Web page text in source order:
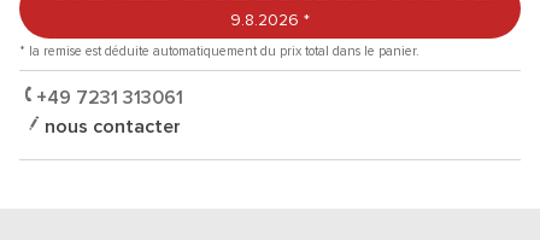
9.8.2026 *
* la remise est déduite automatiquement du prix total dans le panier.
+49 7231 313061
nous contacter